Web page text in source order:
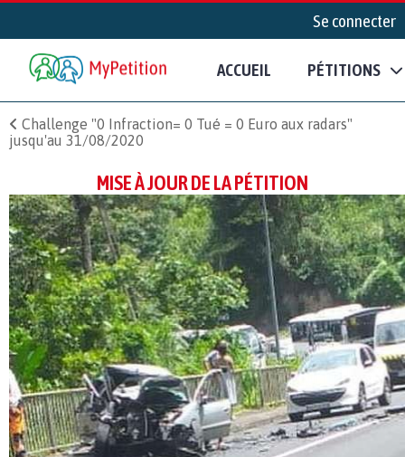
Se connecter
ACCUEIL PÉTITIONS
Challenge "0 Infraction= 0 Tué = 0 Euro aux radars"
jusqu'au 31/08/2020
MISE À JOUR DE LA PÉTITION